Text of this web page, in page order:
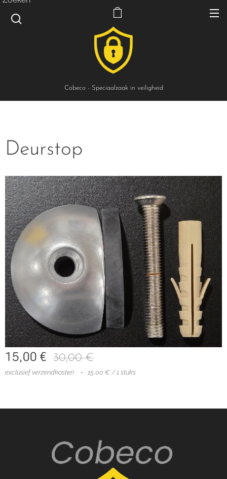
Cobeco - Speciaalzaak in veiligheid
Deurstop
15,00 € 30,00€
exclusief verzendkosten 15,00 € / 1 stuks